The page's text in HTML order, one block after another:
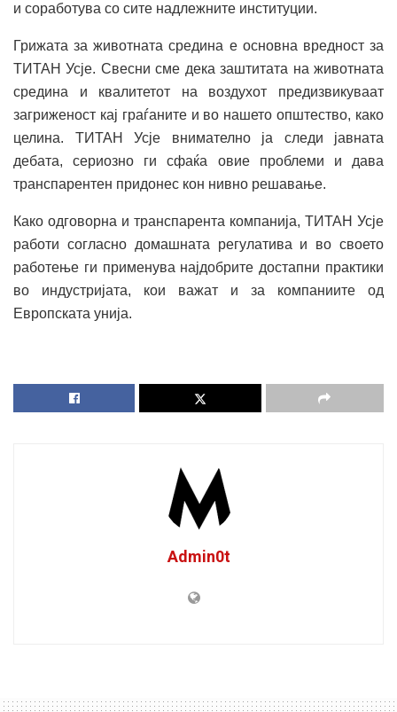
и соработува со сите надлежните институции.
Грижата за животната средина е основна вредност за
ТИТАН Усје. Свесни сме дека заштитата на животната
средина и квалитетот на воздухот предизвикуваат
загриженост кај граѓаните и во нашето општество, како
целина. ТИТАН Усје внимателно ја следи јавната
дебата, сериозно ги сфаќа овие проблеми и дава
транспарентен придонес кон нивно решавање.
Како одговорна и транспарента компанија, ТИТАН Усје
работи согласно домашната регулатива и во своето
работење ги применува најдобрите достапни практики
во индустријата, кои важат и за компаниите од
Европската унија.
Admin0t